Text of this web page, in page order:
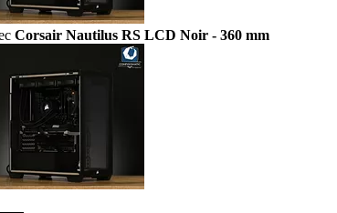
Corsair Nautilus RS LCD Noir - 360 mm